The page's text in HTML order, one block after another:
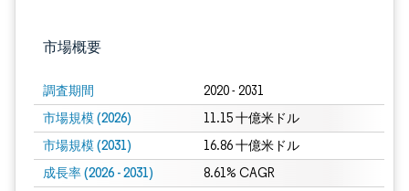
市場概要
調査期間 2020 - 2031
市場規模 (2026) 11.15 十億米ドル
市場規模 (2031) 16.86 十億米ドル
成長率 (2026 - 2031) 8.61% CAGR